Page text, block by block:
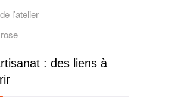
l’atelier
: des liens à